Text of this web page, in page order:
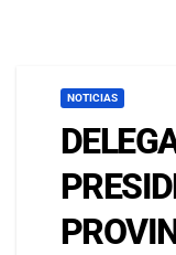
NOTICIAS